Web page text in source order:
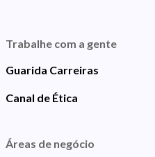
Trabalhe com a gente
Guarida Carreiras
Canal de Ética
Áreas de negócio